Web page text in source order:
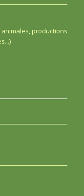
productions